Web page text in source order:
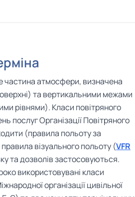
частина атмосфери, визначена
та вертикальними межами
рівнями). Класи повітряного
послуг Організації Повітряного
(правила польоту за
візуального польоту (VFR
та дозволів застосовуються.
використовувані класи
організації цивільної